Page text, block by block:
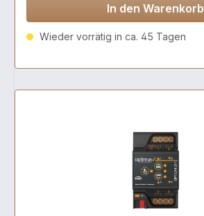
In den Warenkorb
Wieder vorrätig in ca. 45 Tagen